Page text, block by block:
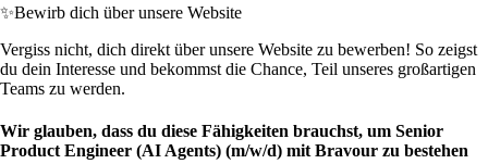
✨Bewirb dich über unsere Website
Vergiss nicht, dich direkt über unsere Website zu bewerben! So zeigst
du dein Interesse und bekommst die Chance, Teil unseres großartigen
Teams zu werden.
Wir glauben, dass du diese Fähigkeiten brauchst, um Senior
Product Engineer (AI Agents) (m/w/d) mit Bravour zu bestehen